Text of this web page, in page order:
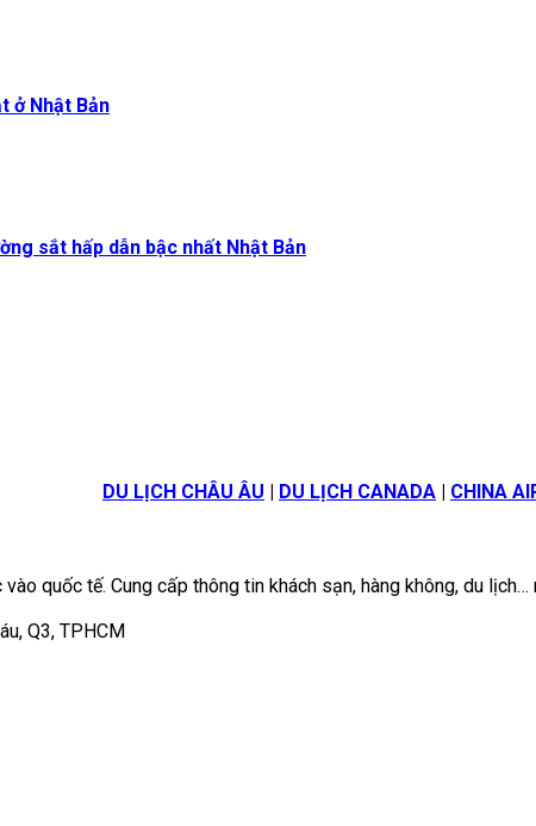
ở Nhật Bản
sắt hấp dẫn bậc nhất Nhật Bản
DU LỊCH CHÂU ÂU | DU LỊCH CANADA | CHINA
quốc tế. Cung cấp thông tin khách sạn, hàng không, du lịch…
Q3, TPHCM